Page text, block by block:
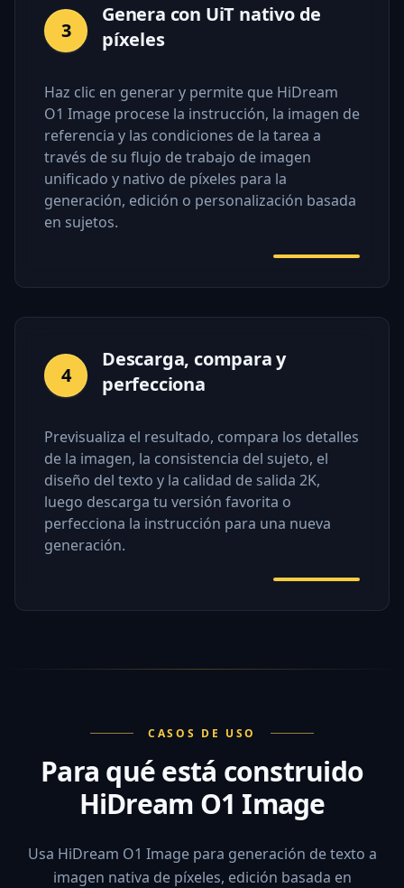
3
Genera con UiT nativo de
píxeles
Haz clic en generar y permite que HiDream
O1 Image procese la instrucción, la imagen de
referencia y las condiciones de la tarea a
través de su flujo de trabajo de imagen
unificado y nativo de píxeles para la
generación, edición o personalización basada
en sujetos.
4
Descarga, compara y
perfecciona
Previsualiza el resultado, compara los detalles
de la imagen, la consistencia del sujeto, el
diseño del texto y la calidad de salida 2K,
luego descarga tu versión favorita o
perfecciona la instrucción para una nueva
generación.
CASOS DE USO
Para qué está construido
HiDream O1 Image
Usa HiDream O1 Image para generación de texto a
imagen nativa de píxeles, edición basada en